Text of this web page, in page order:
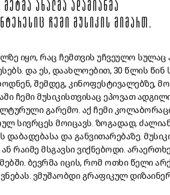
ᲐᲮᲐᲚᲛᲐ ᲐᲓᲐᲛᲘᲐᲜᲛᲐ
ᲩᲔᲛᲘ ᲛᲣᲡᲘᲙᲘᲡ ᲛᲘᲛᲐᲠᲗ.
იყო, რაც ჩემთვის უჩვეულო სულაც
და ეს, დაახლოებით, 30 წლის წინ
შემდეგ, კინოფესტივალებზე,
ჩემი მუსიკისთვისაც ეპოვათ
გარემო. აქ ჩემი
სივრცეს მოიცავს. ზოგადად, ძალიან
დაბადებასა და განვითარებაზე.
რაიმე მსგავსი ვიქნებოდი.
ბევრმა იცის, რომ ოთხი წელი
ვმუშაობდი გრაფიკულ